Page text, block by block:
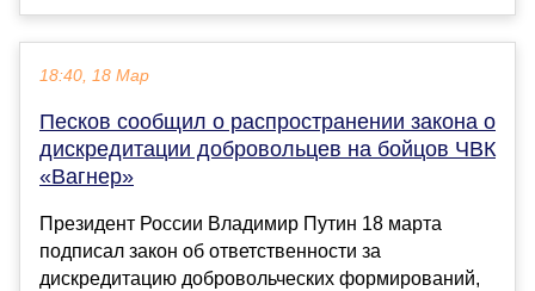
18:40, 18 Мар
Песков сообщил о распространении закона о
дискредитации добровольцев на бойцов ЧВК
«Вагнер»
Президент России Владимир Путин 18 марта
подписал закон об ответственности за
дискредитацию добровольческих формирований,